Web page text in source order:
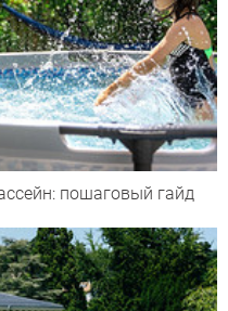
пошаговый гайд